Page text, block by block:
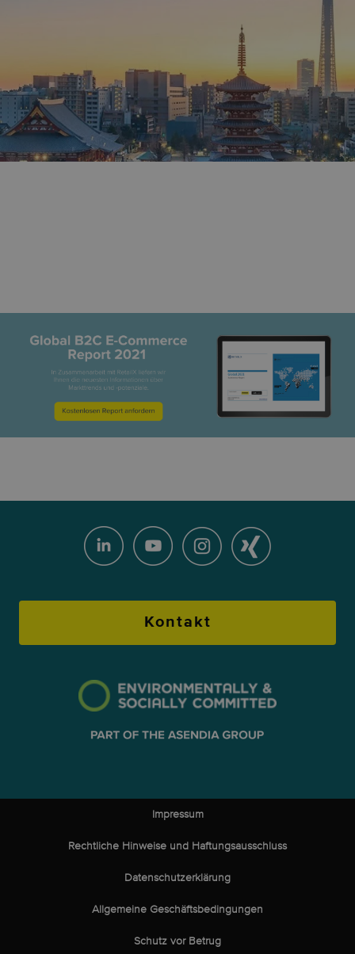
Kontakt
Impressum
Rechtliche Hinweise und Haftungsausschluss
Datenschutzerklärung
Allgemeine Geschäftsbedingungen
Schutz vor Betrug